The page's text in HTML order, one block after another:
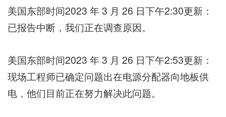
美国东部时间2023 年 3 月 26 日下午2:30更新：
已报告中断，我们正在调查原因。
美国东部时间2023 年 3 月 26 日下午2:53更新：
现场工程师已确定问题出在电源分配器向地板供
电，他们目前正在努力解决此问题。